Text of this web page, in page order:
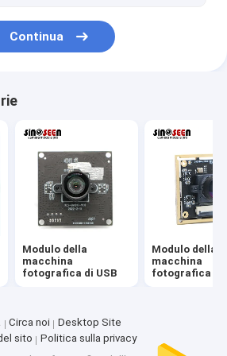
Lenti
fotografica del lampone pi
Continua
Modulo della
macchina
fotografica di USB
Modulo della
macchina
fotografica di
Circa noi
Desktop Site
sito
Politica sulla privacy